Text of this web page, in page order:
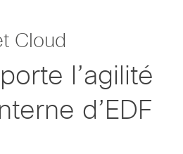
Cloud
l’agilité
d’EDF